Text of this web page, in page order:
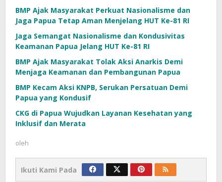
BMP Ajak Masyarakat Perkuat Nasionalisme dan
Jaga Papua Tetap Aman Menjelang HUT Ke-81 RI
Jaga Semangat Nasionalisme dan Kondusivitas
Keamanan Papua Jelang HUT Ke-81 RI
BMP Ajak Masyarakat Tolak Aksi Anarkis Demi
Menjaga Keamanan dan Pembangunan Papua
BMP Kecam Aksi KNPB, Serukan Persatuan Demi
Papua yang Kondusif
CKG di Papua Wujudkan Layanan Kesehatan yang
Inklusif dan Merata
oleh
Ikuti Kami Pada